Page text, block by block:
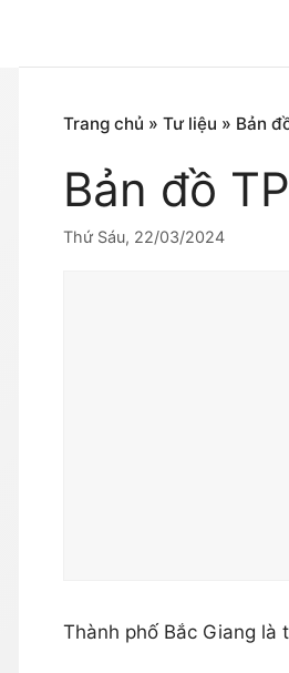
nội
Trang chủ » Tư liệu » Bản
Bản đồ
Thứ Sáu, 22/03/2024
Thành phố Bắc Giang là